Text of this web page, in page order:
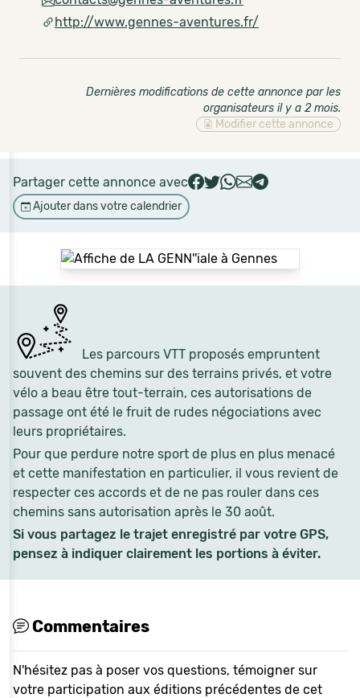
Les parcours VTT proposés empruntent
souvent des chemins sur des terrains privés, et votre
vélo a beau être tout-terrain, ces autorisations de
passage ont été le fruit de rudes négociations avec
leurs propriétaires.
Pour que perdure notre sport de plus en plus menacé
et cette manifestation en particulier, il vous revient de
respecter ces accords et de ne pas rouler dans ces
chemins sans autorisation après le 30 août.
Si vous partagez le trajet enregistré par votre GPS,
pensez à indiquer clairement les portions à éviter.
http://www.gennes-aventures.fr/
Dernières modifications de cette annonce par les
organisateurs il y a 2 mois.
Modifier cette annonce
Partager cette annonce avec
Ajouter dans votre calendrier
Commentaires
N'hésitez pas à poser vos questions, témoigner sur
votre participation aux éditions précédentes de cet